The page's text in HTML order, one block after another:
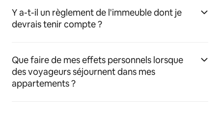
Y a-t-il un règlement de l'immeuble dont je
devrais tenir compte ?
Que faire de mes effets personnels lorsque
des voyageurs séjournent dans mes
appartements ?